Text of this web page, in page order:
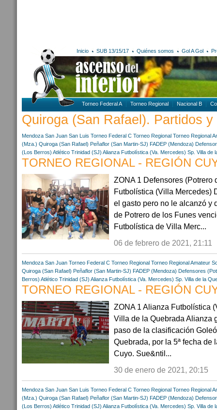
Inicio SUB 13/15/17 Quiénes somos Gol A Gol
Torneo Federal A Torneo Regional Nacional B
Quiroga (San Rafael). Partidos
Mendoza San Juan San Luis Torneo Federal C Torneo Regional Torneo Regional
(Mza.) Quiroga (San Rafael) Peñaflor (San Martin-SJ) FADEP (Mendoza)
(Los Berros) Atlético Trinidad (SJ) Alianza Futbolística (Va. Mercedes) Sp. Villa de
TORNEO REGIONAL - REGIÓN
ZONA 1 Defensores (Potrero
Futbolística (Villa Mercedes)
el gasto pero no le alcanzó y
de Potrero de los Funes
Futbolística de Villa Merc...
06 de febrero de 2021, 21:11
Mendoza San Juan Torneo Federal C Torneo Regional Torneo Regional Amateur
Quiroga (San Rafael) Peñaflor (San Martin-SJ) FADEP (Mendoza) Defensores
Berros) Atlético Trinidad (SJ) Alianza Futbolística (Va. Mercedes) Sp. Villa de la
TORNEO REGIONAL - REGIÓN
ZONA 1 Alianza Futbolística
Villa de la Quebrada Alianza
paso de la clasificación
Quebrada, por la 5ª fecha de
Cuyo. Sue&ntil...
30 de enero de 2021, 20:15
Mendoza San Juan San Luis Torneo Federal C Torneo Regional Torneo Regional
(Mza.) Quiroga (San Rafael) Peñaflor (San Martin-SJ) FADEP (Mendoza)
(Los Berros) Atlético Trinidad (SJ) Alianza Futbolística (Va. Mercedes) Sp. Villa de